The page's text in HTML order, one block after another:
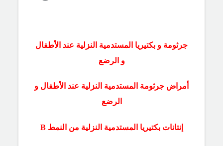
جرثومة و بكتيريا المستدمية النزلية عند الأطفال
و الرضع
أمراض جرثومة المستدمية النزلية عند الأطفال و
الرضع
إنتانات بكتيريا المستدمية النزلية من النمط B